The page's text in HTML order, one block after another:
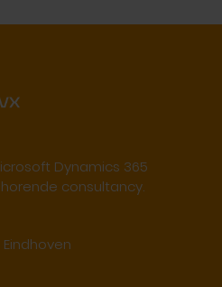
Dynamics 365
consultancy.
Eindhoven